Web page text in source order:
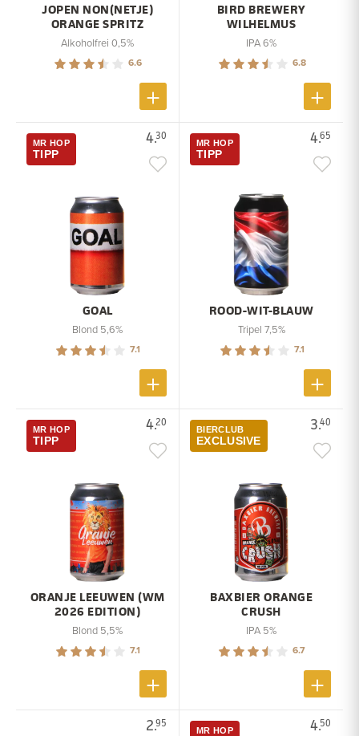
JOPEN NON(NETJE)
ORANGE SPRITZ
Alkoholfrei 0,5%
6.6
BIRD BREWERY
WILHELMUS
IPA 6%
6.8
4.30
MR HOP
TIPP
GOAL
Blond 5,6%
7.1
4.65
MR HOP
TIPP
ROOD-WIT-BLAUW
Tripel 7,5%
7.1
4.20
MR HOP
TIPP
ORANJE LEEUWEN (WM
2026 EDITION)
Blond 5,5%
7.1
3.40
BIERCLUB
EXCLUSIVE
BAXBIER ORANGE
CRUSH
IPA 5%
6.7
2.95 4.50
MR HOP